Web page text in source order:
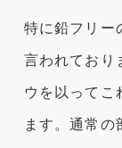
特に鉛フリー
言われており
ウを以ってこ
ます。通常の